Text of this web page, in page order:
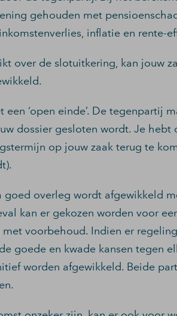
gehouden met
inflatie en rente-
over de slotuitkering, kan jouw
‘open einde’. De tegenpartij
dossier gesloten wordt. Je hebt
op jouw zaak terug te
overleg wordt afgewikkeld
kan er gekozen worden voor
voorbehoud. Indien er
goede en kwade kansen tegen
worden afgewikkeld. Beide